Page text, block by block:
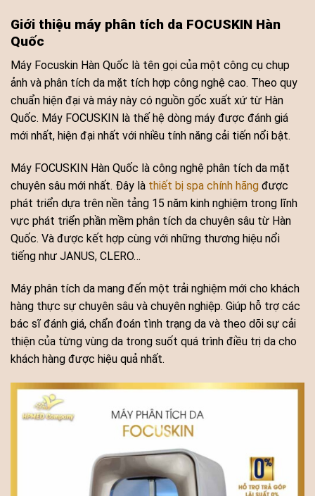
Giới thiệu máy phân tích da FOCUSKIN Hàn
Quốc
Máy Focuskin Hàn Quốc là tên gọi của một công cụ chụp
ảnh và phân tích da mặt tích hợp công nghệ cao. Theo quy
chuẩn hiện đại và máy này có nguồn gốc xuất xứ từ Hàn
Quốc. Máy FOCUSKIN là thế hệ dòng máy được đánh giá
mới nhất, hiện đại nhất với nhiều tính năng cải tiến nổi bật.
Máy FOCUSKIN Hàn Quốc là công nghệ phân tích da mặt
chuyên sâu mới nhất. Đây là thiết bị spa chính hãng được
phát triển dựa trên nền tảng 15 năm kinh nghiệm trong lĩnh
vực phát triển phần mềm phân tích da chuyên sâu từ Hàn
Quốc. Và được kết hợp cùng với những thương hiệu nổi
tiếng như JANUS, CLERO…
Máy phân tích da mang đến một trải nghiệm mới cho khách
hàng thực sự chuyên sâu và chuyên nghiệp. Giúp hỗ trợ các
bác sĩ đánh giá, chẩn đoán tình trạng da và theo dõi sự cải
thiện của từng vùng da trong suốt quá trình điều trị da cho
khách hàng được hiệu quả nhất.